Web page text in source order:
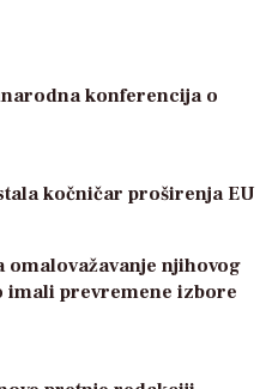
konferencija o
kočničar proširenja EU
omalovažavanje njihovog
imali prevremene izbore